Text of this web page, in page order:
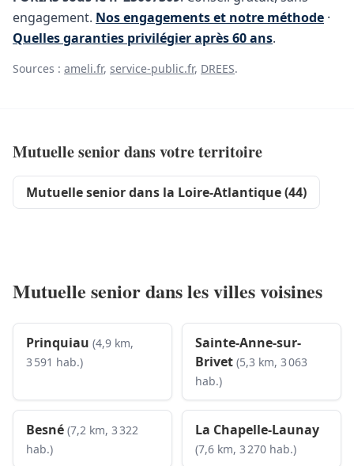
engagement. Nos engagements et notre méthode ·
Quelles garanties privilégier après 60 ans.
Sources : ameli.fr, service-public.fr, DREES.
Mutuelle senior dans votre territoire
Mutuelle senior dans la Loire-Atlantique (44)
Mutuelle senior dans les villes voisines
Prinquiau (4,9 km,
3 591 hab.)
Sainte-Anne-sur-
Brivet (5,3 km, 3 063
hab.)
Besné (7,2 km, 3 322
hab.)
La Chapelle-Launay
(7,6 km, 3 270 hab.)